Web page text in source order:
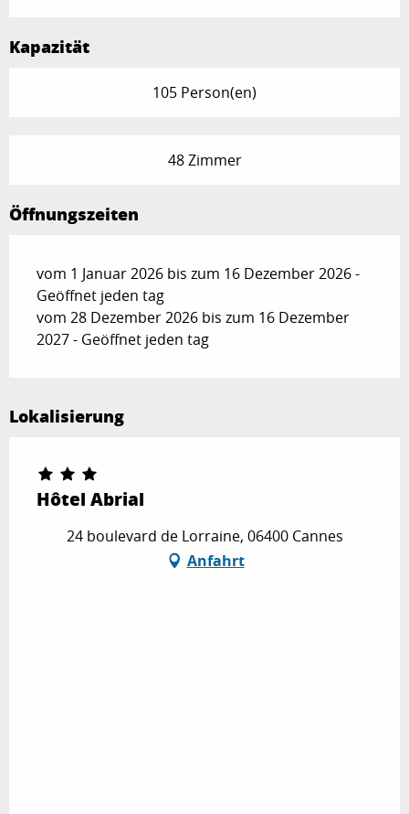
Kapazität
105 Person(en)
48 Zimmer
Öffnungszeiten
vom 1 Januar 2026 bis zum 16 Dezember 2026 -
Geöffnet jeden tag
vom 28 Dezember 2026 bis zum 16 Dezember
2027 - Geöffnet jeden tag
Lokalisierung
Hôtel Abrial
24 boulevard de Lorraine, 06400 Cannes
Anfahrt